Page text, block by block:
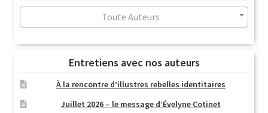
plus
ancienToute Auteurs
Entretiens avec nos auteurs
À la rencontre d’illustres rebelles identitaires
Juillet 2026 – le message d’Évelyne Cotinet